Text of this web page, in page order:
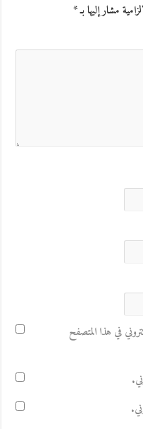
مشار إليها بـ*
في هذا المتصفح